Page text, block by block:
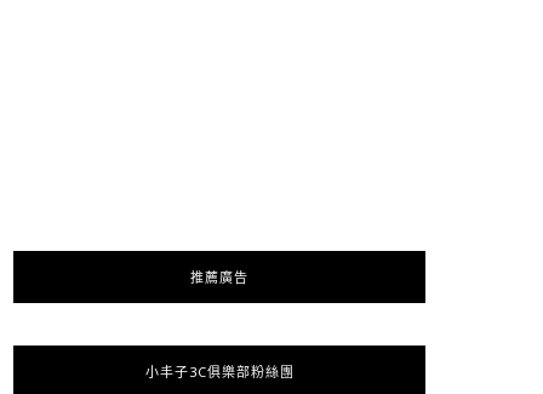
推薦廣告
小丰子3C俱樂部粉絲團